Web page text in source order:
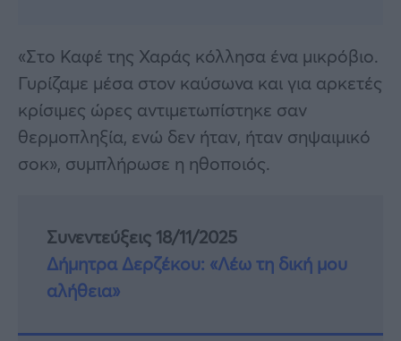
«Στο Καφέ της Χαράς κόλλησα ένα μικρόβιο.
Γυρίζαμε μέσα στον καύσωνα και για αρκετές
κρίσιμες ώρες αντιμετωπίστηκε σαν
θερμοπληξία, ενώ δεν ήταν, ήταν σηψαιμικό
σοκ», συμπλήρωσε η ηθοποιός.
Συνεντεύξεις 18/11/2025
Δήμητρα Δερζέκου: «Λέω τη δική μου
αλήθεια»